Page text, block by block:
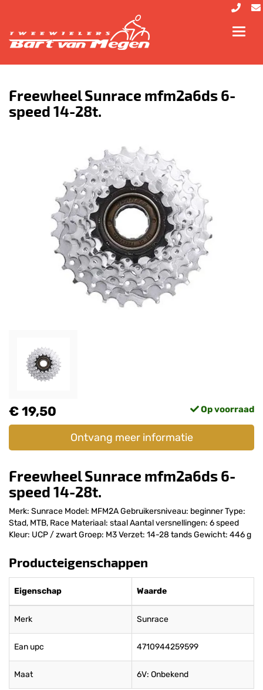
Freewheel Sunrace mfm2a6ds 6-
speed 14-28t.
€ 19,50 Op voorraad
Ontvang meer informatie
Freewheel Sunrace mfm2a6ds 6-
speed 14-28t.
Merk: Sunrace Model: MFM2A Gebruikersniveau: beginner Type:
Stad, MTB, Race Materiaal: staal Aantal versnellingen: 6 speed
Kleur: UCP / zwart Groep: M3 Verzet: 14-28 tands Gewicht: 446 g
Producteigenschappen
Eigenschap Waarde
Merk Sunrace
Ean upc 4710944259599
Maat 6V: Onbekend